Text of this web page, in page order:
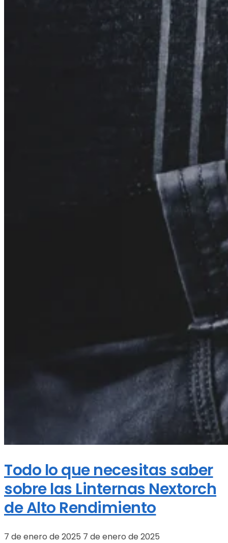
Todo lo que necesitas saber
sobre las Linternas Nextorch
de Alto Rendimiento
7 de enero de 2025 7 de enero de 2025